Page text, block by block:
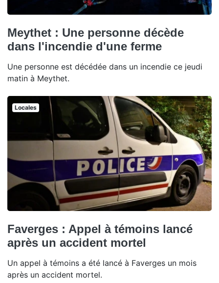
Meythet : Une personne décède
dans l'incendie d'une ferme
Une personne est décédée dans un incendie ce jeudi
matin à Meythet.
Locales
Faverges : Appel à témoins lancé
après un accident mortel
Un appel à témoins a été lancé à Faverges un mois
après un accident mortel.